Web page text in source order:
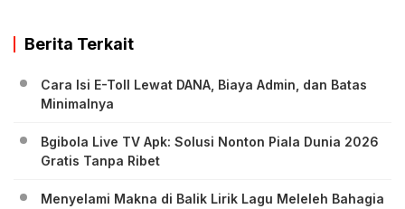
Berita Terkait
Cara Isi E-Toll Lewat DANA, Biaya Admin, dan Batas
Minimalnya
Bgibola Live TV Apk: Solusi Nonton Piala Dunia 2026
Gratis Tanpa Ribet
Menyelami Makna di Balik Lirik Lagu Meleleh Bahagia